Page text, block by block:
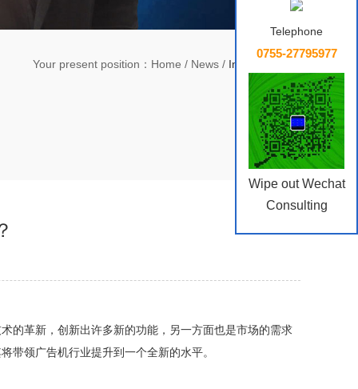
Your present position： Home / News / Industry News
的革新，创新出许多新的功能，另一方面也是市场的需求
带领广告机行业提升到一个全新的水平。
Telephone
0755-27795977
Wipe out Wechat
Consulting